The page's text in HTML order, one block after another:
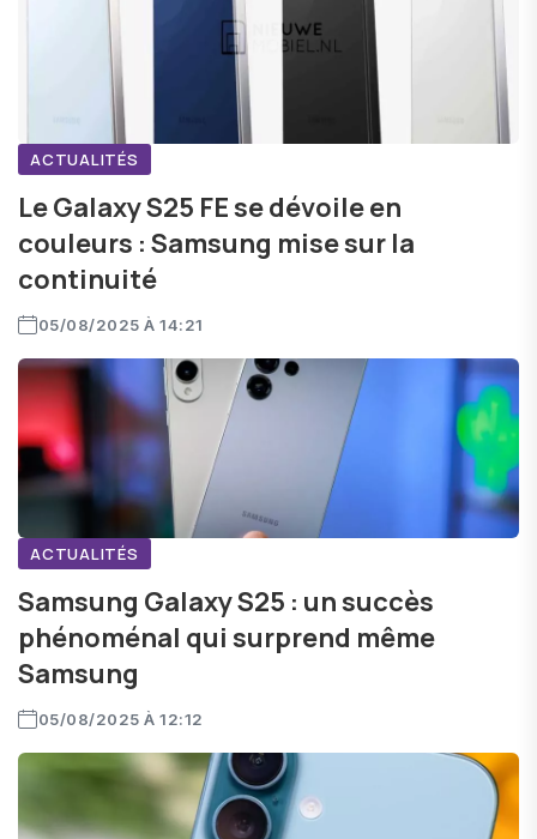
ACTUALITÉS
Le Galaxy S25 FE se dévoile en
couleurs : Samsung mise sur la
continuité
05/08/2025 À 14:21
ACTUALITÉS
Samsung Galaxy S25 : un succès
phénoménal qui surprend même
Samsung
05/08/2025 À 12:12